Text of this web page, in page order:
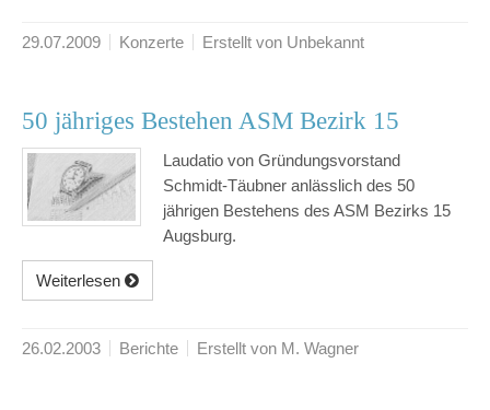
29.07.2009 Konzerte Erstellt von Unbekannt
50 jähriges Bestehen ASM Bezirk 15
Laudatio von Gründungsvorstand
Schmidt-Täubner anlässlich des 50
jährigen Bestehens des ASM Bezirks 15
Augsburg.
Weiterlesen
26.02.2003 Berichte Erstellt von M. Wagner